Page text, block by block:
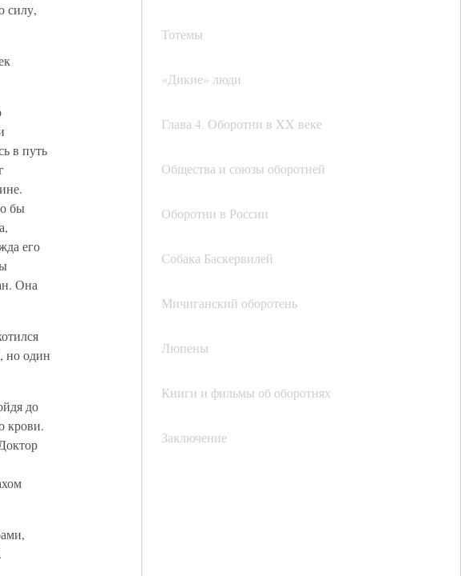
Тотемы
«Дикие» люди
Глава 4. Оборотни в XX веке
Общества и союзы оборотней
Оборотни в России
Собака Баскервилей
Мичиганский оборотень
Люпены
Книги и фильмы об оборотнях
Заключение
силу,
в путь
бы
его
Она
но один
до
крови.